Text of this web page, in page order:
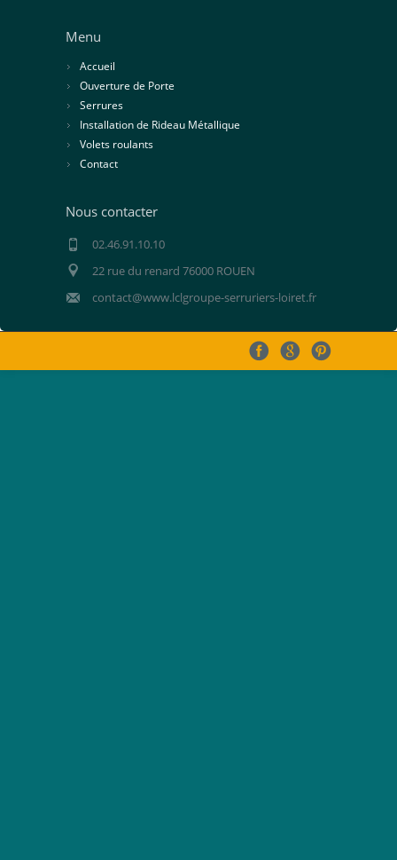
Menu
Accueil
Ouverture de Porte
Serrures
Installation de Rideau Métallique
Volets roulants
Contact
Nous contacter
02.46.91.10.10
22 rue du renard 76000 ROUEN
contact@www.lclgroupe-serruriers-loiret.fr